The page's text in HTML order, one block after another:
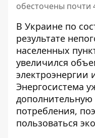
обесточены почти
В Украине по
результате
населенных
увеличился
электроэнергии
Энергосистема
дополнительную
потребления,
пользоваться